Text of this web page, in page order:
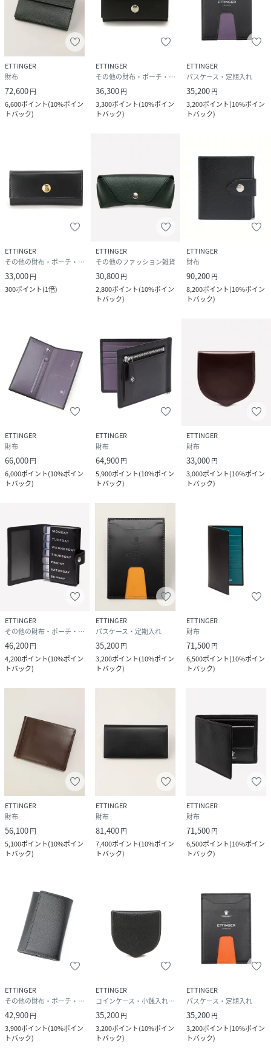
ETTINGER
財布
72,600円
6,600ポイント(10%ポイン
トバック)
ETTINGER
その他の財布・ポーチ・ケース
36,300円
3,300ポイント(10%ポイン
トバック)
ETTINGER
パスケース・定期入れ
35,200円
3,200ポイント(10%ポイン
トバック)
ETTINGER
その他の財布・ポーチ・ケース
33,000円
300ポイント(1倍)
ETTINGER
その他のファッション雑貨
30,800円
2,800ポイント(10%ポイン
トバック)
ETTINGER
財布
90,200円
8,200ポイント(10%ポイン
トバック)
ETTINGER
財布
66,000円
6,000ポイント(10%ポイン
トバック)
ETTINGER
財布
64,900円
5,900ポイント(10%ポイン
トバック)
ETTINGER
財布
33,000円
3,000ポイント(10%ポイン
トバック)
ETTINGER
その他の財布・ポーチ・ケース
46,200円
4,200ポイント(10%ポイン
トバック)
ETTINGER
パスケース・定期入れ
35,200円
3,200ポイント(10%ポイン
トバック)
ETTINGER
財布
71,500円
6,500ポイント(10%ポイン
トバック)
ETTINGER
財布
56,100円
5,100ポイント(10%ポイン
トバック)
ETTINGER
財布
81,400円
7,400ポイント(10%ポイン
トバック)
ETTINGER
財布
71,500円
6,500ポイント(10%ポイン
トバック)
ETTINGER
その他の財布・ポーチ・ケース
42,900円
3,900ポイント(10%ポイン
トバック)
ETTINGER
コインケース・小銭入れ・札入れ
35,200円
3,200ポイント(10%ポイン
トバック)
ETTINGER
パスケース・定期入れ
35,200円
3,200ポイント(10%ポイン
トバック)